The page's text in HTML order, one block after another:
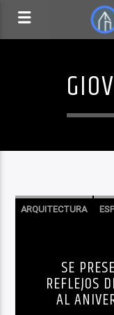
ARQUITECTURA
LITERATURA
LO QUE TENES QUE
SE
REFLEJOS
AL